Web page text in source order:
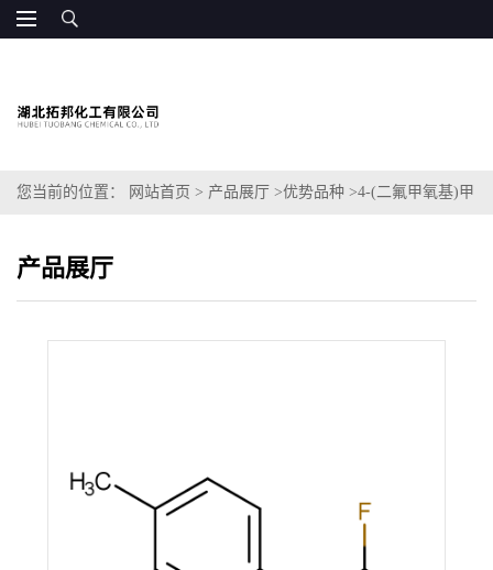
您当前的位置： 网站首页 > 产品展厅 >优势品种 >4-(二氟甲氧基)甲
产品展厅